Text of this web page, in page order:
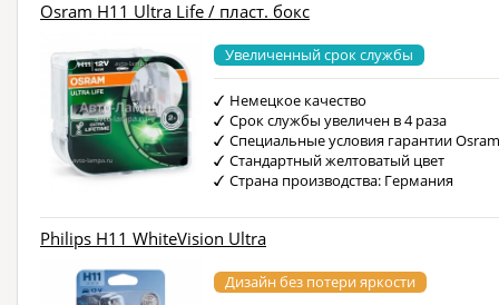
Osram H11 Ultra Life / пласт. бокс
Увеличенный срок службы
Немецкое качество
Срок службы увеличен в 4 раза
Специальные условия гарантии
Стандартный желтоватый цвет
Страна производства: Германия
Philips H11 WhiteVision Ultra
Дизайн без потери яркости